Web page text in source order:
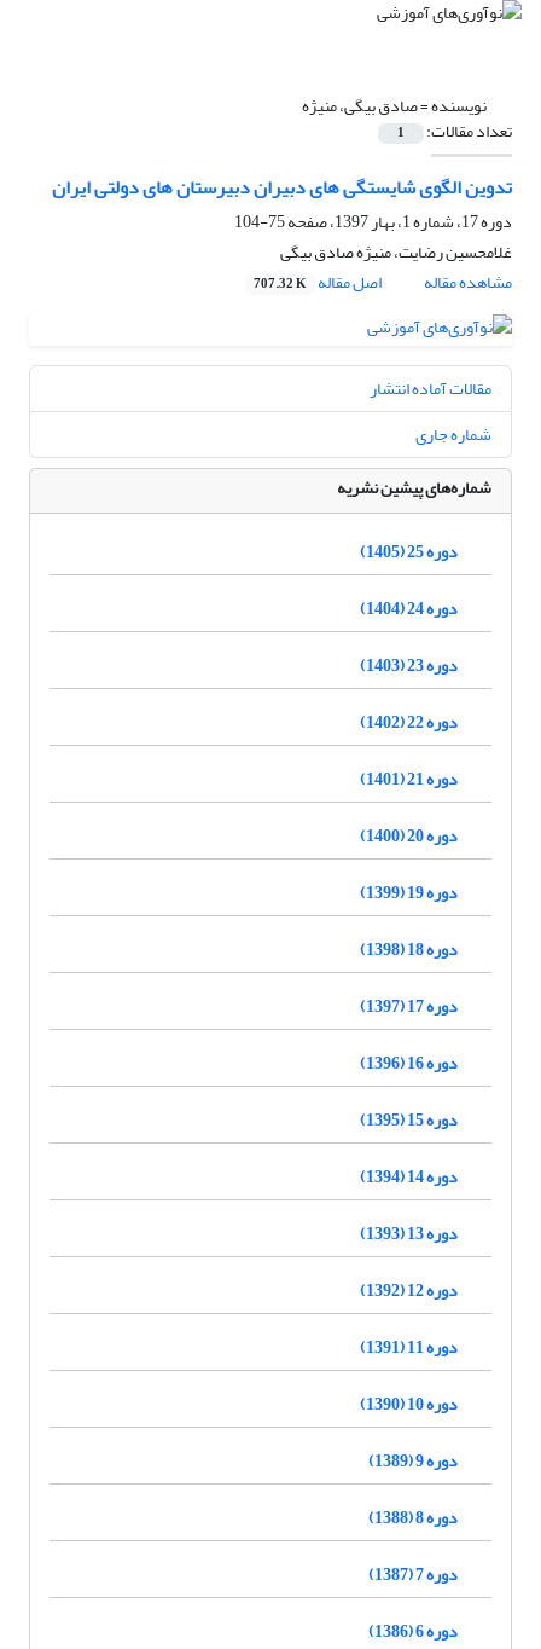
نویسنده =صادق بیگی، منیژه
تعداد مقالات: 1
تدوین الگوی شایستگی های دبیران دبیرستان های دولتی ایران
دوره 17، شماره 1، بهار 1397، صفحه
75-104
غلامحسین رضایت، منیژه صادق بیگی
مشاهده مقاله
اصل مقاله 707.32 K
مقالات آماده انتشار
شماره جاری
شماره‌های پیشین نشریه
دوره 25 (1405)
دوره 24 (1404)
دوره 23 (1403)
دوره 22 (1402)
دوره 21 (1401)
دوره 20 (1400)
دوره 19 (1399)
دوره 18 (1398)
دوره 17 (1397)
دوره 16 (1396)
دوره 15 (1395)
دوره 14 (1394)
دوره 13 (1393)
دوره 12 (1392)
دوره 11 (1391)
دوره 10 (1390)
دوره 9 (1389)
دوره 8 (1388)
دوره 7 (1387)
دوره 6 (1386)